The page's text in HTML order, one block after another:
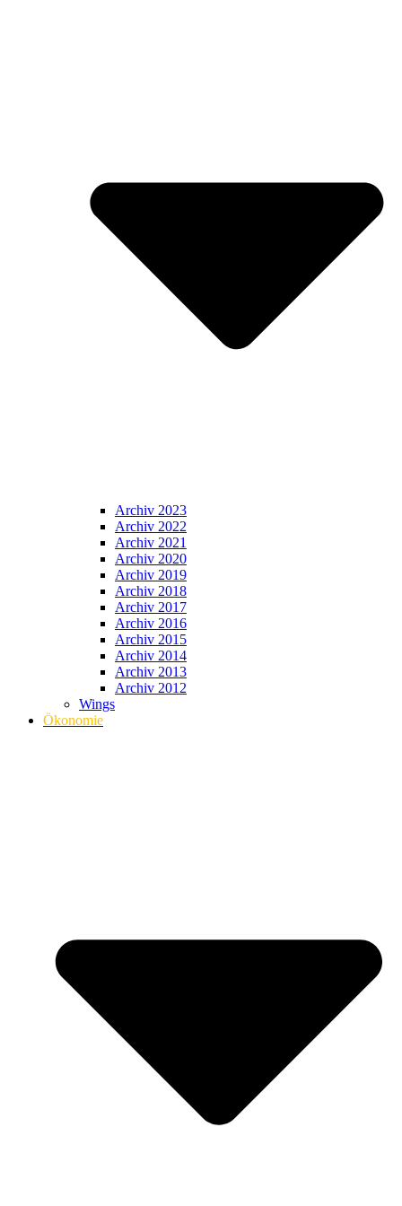
Archiv 2023
Archiv 2022
Archiv 2021
Archiv 2020
Archiv 2019
Archiv 2018
Archiv 2017
Archiv 2016
Archiv 2015
Archiv 2014
Archiv 2013
Archiv 2012
Wings
Ökonomie